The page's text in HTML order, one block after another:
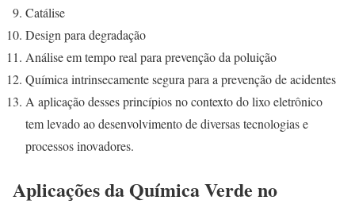
Catálise
Design para degradação
Análise em tempo real para prevenção da poluição
Química intrinsecamente segura para a prevenção de acidentes
A aplicação desses princípios no contexto do lixo eletrônico
tem levado ao desenvolvimento de diversas tecnologias e
processos inovadores.
Aplicações da Química Verde no